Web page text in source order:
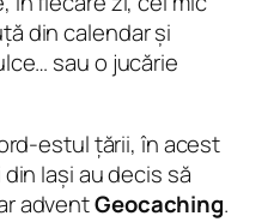
din calendar și
sau o jucărie
estul țării, în acest
Iași au decis să
adventGeocaching.